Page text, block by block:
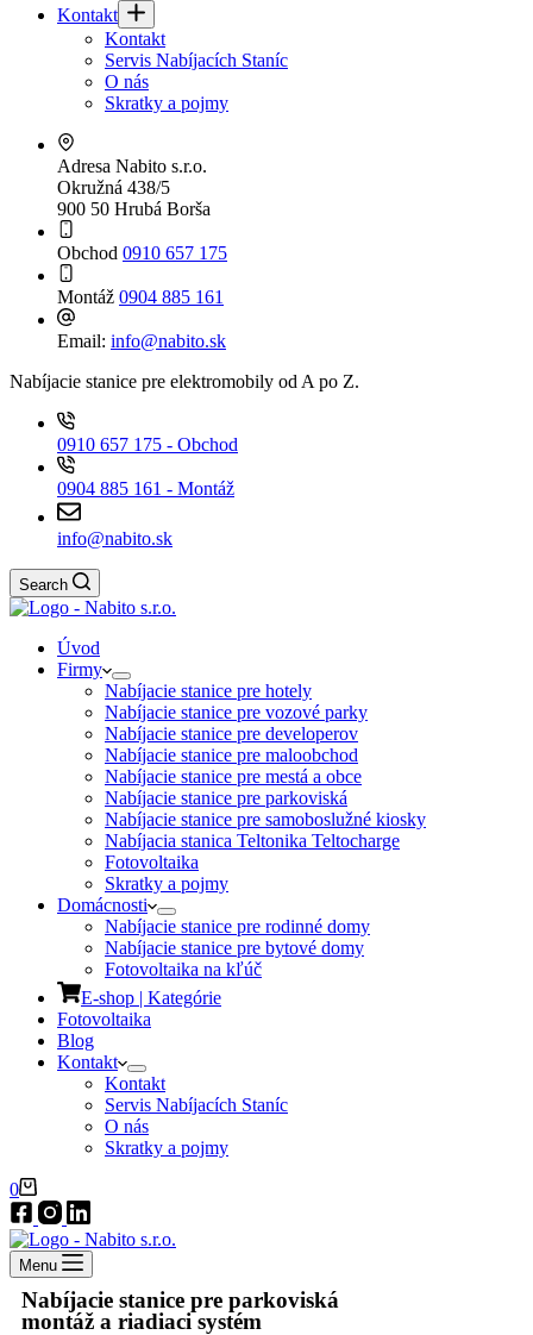
Kontakt
Kontakt
Servis Nabíjacích Staníc
O nás
Skratky a pojmy
Adresa Nabito s.r.o.
Okružná 438/5
900 50 Hrubá Borša
Obchod 0910 657 175
Montáž 0904 885 161
Email: info@nabito.sk
Nabíjacie stanice pre elektromobily od A po Z.
0910 657 175 - Obchod
0904 885 161 - Montáž
info@nabito.sk
Search
Úvod
Firmy
Nabíjacie stanice pre hotely
Nabíjacie stanice pre vozové parky
Nabíjacie stanice pre developerov
Nabíjacie stanice pre maloobchod
Nabíjacie stanice pre mestá a obce
Nabíjacie stanice pre parkoviská
Nabíjacie stanice pre samoboslužné kiosky
Nabíjacia stanica Teltonika Teltocharge
Fotovoltaika
Skratky a pojmy
Domácnosti
Nabíjacie stanice pre rodinné domy
Nabíjacie stanice pre bytové domy
Fotovoltaika na kľúč
E-shop | Kategórie
Fotovoltaika
Blog
Kontakt
Kontakt
Servis Nabíjacích Staníc
O nás
Skratky a pojmy
0
Menu
Nabíjacie stanice pre parkoviská
montáž a riadiaci systém